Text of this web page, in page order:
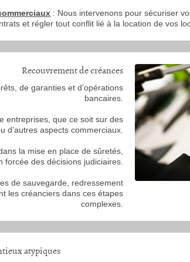
: Nous intervenons pour sécuriser
et régler tout conflit lié à la location de vos
Recouvrement de créances
de garanties et d’opérations
bancaires.
entreprises, que ce soit sur des
d’autres aspects commerciaux.
la mise en place de sûretés,
forcée des décisions judiciaires.
de sauvegarde, redressement
les créanciers dans ces étapes
complexes.
atypiques